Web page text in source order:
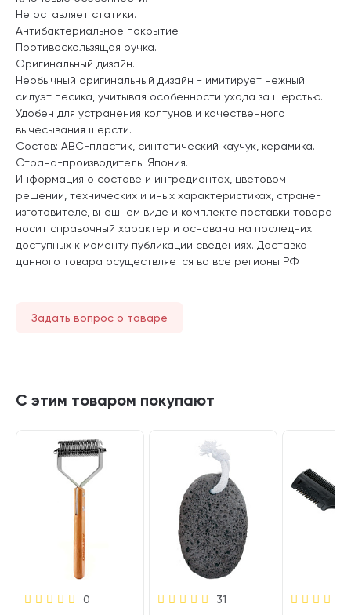
Не оставляет статики.
Антибактериальное покрытие.
Противоскользящая ручка.
Оригинальный дизайн.
Необычный оригинальный дизайн - имитирует нежный
силуэт песика, учитывая особенности ухода за шерстью.
Удобен для устранения колтунов и качественного
вычесывания шерсти.
Состав: ABC-пластик, синтетический каучук, керамика.
Страна-производитель: Япония.
Информация о составе и ингредиентах, цветовом
решении, технических и иных характеристиках, стране-
изготовителе, внешнем виде и комплекте поставки товара
носит справочный характер и основана на последних
доступных к моменту публикации сведениях. Доставка
данного товара осуществляется во все регионы РФ.
Задать вопрос о товаре
С этим товаром покупают
0 31